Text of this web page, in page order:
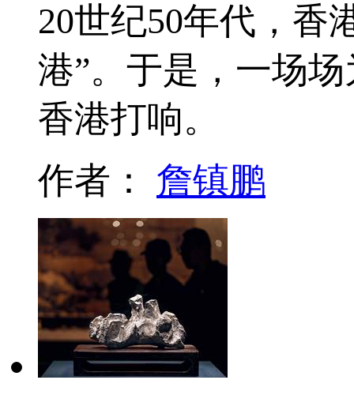
20世纪50年代，香
港”。于是，一场
香港打响。
作者： 詹镇鹏